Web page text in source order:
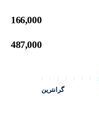
166,000
487,000
گرانترین